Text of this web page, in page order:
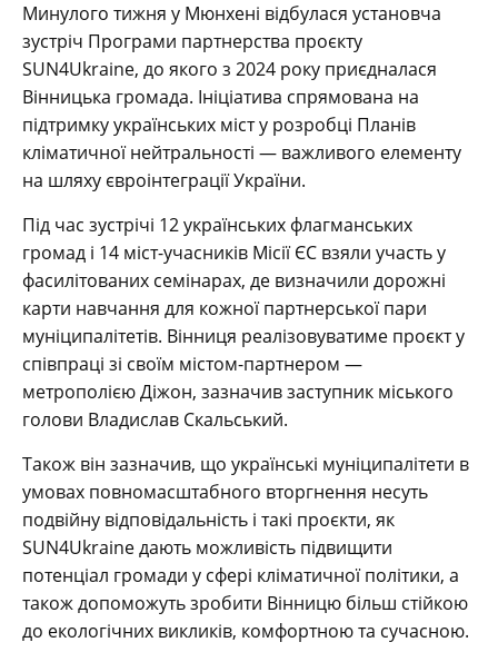
Минулого тижня у Мюнхені відбулася установча
зустріч Програми партнерства проєкту
SUN4Ukraine, до якого з 2024 року приєдналася
Вінницька громада. Ініціатива спрямована на
підтримку українських міст у розробці Планів
кліматичної нейтральності — важливого елементу
на шляху євроінтеграції України.
Під час зустрічі 12 українських флагманських
громад і 14 міст-учасників Місії ЄС взяли участь у
фасилітованих семінарах, де визначили дорожні
карти навчання для кожної партнерської пари
муніципалітетів. Вінниця реалізовуватиме проєкт у
співпраці зі своїм містом-партнером —
метрополією Діжон, зазначив заступник міського
голови Владислав Скальський.
Також він зазначив, що українські муніципалітети в
умовах повномасштабного вторгнення несуть
подвійну відповідальність і такі проєкти, як
SUN4Ukraine дають можливість підвищити
потенціал громади у сфері кліматичної політики, а
також допоможуть зробити Вінницю більш стійкою
до екологічних викликів, комфортною та сучасною.